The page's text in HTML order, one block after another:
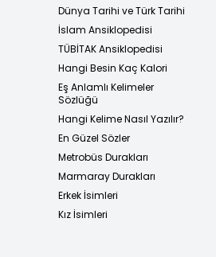
Dünya Tarihi ve Türk Tarihi
İslam Ansiklopedisi
TÜBİTAK Ansiklopedisi
Hangi Besin Kaç Kalori
Eş Anlamlı Kelimeler
Sözlüğü
Hangi Kelime Nasıl Yazılır?
En Güzel Sözler
Metrobüs Durakları
Marmaray Durakları
Erkek İsimleri
Kız İsimleri